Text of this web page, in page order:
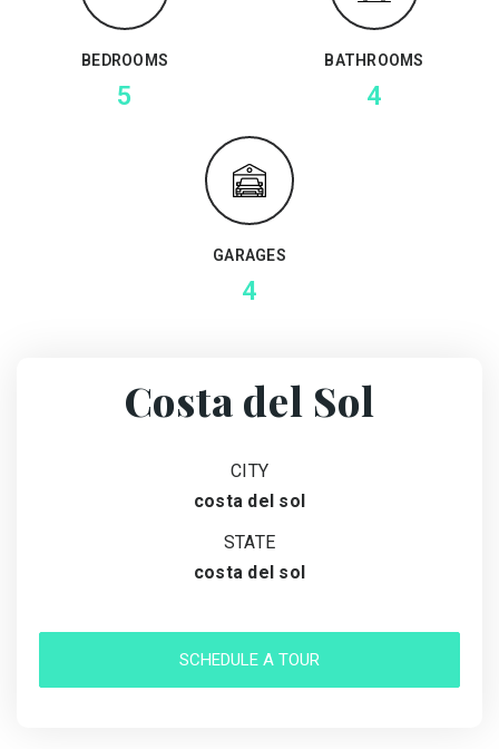
BEDROOMS
5
BATHROOMS
4
GARAGES
4
Costa del Sol
CITY
costa del sol
STATE
costa del sol
SCHEDULE A TOUR